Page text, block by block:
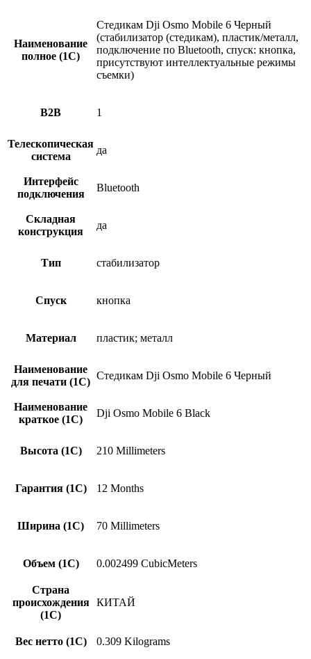
Наименование
полное (1С)
Стедикам Dji Osmo Mobile 6 Черный
(стабилизатор (стедикам), пластик/металл,
подключение по Bluetooth, спуск: кнопка,
присутствуют интеллектуальные режимы
съемки)
B2B 1
Телескопическая
система
да
Интерфейс
подключения
Bluetooth
Складная
конструкция
да
Тип стабилизатор
Спуск кнопка
Материал пластик; металл
Наименование
для печати (1С)
Стедикам Dji Osmo Mobile 6 Черный
Наименование
краткое (1C)
Dji Osmo Mobile 6 Black
Высота (1С) 210 Millimeters
Гарантия (1С) 12 Months
Ширина (1С) 70 Millimeters
Объем (1С) 0.002499 CubicMeters
Страна
происхождения
(1С)
КИТАЙ
Вес нетто (1С) 0.309 Kilograms